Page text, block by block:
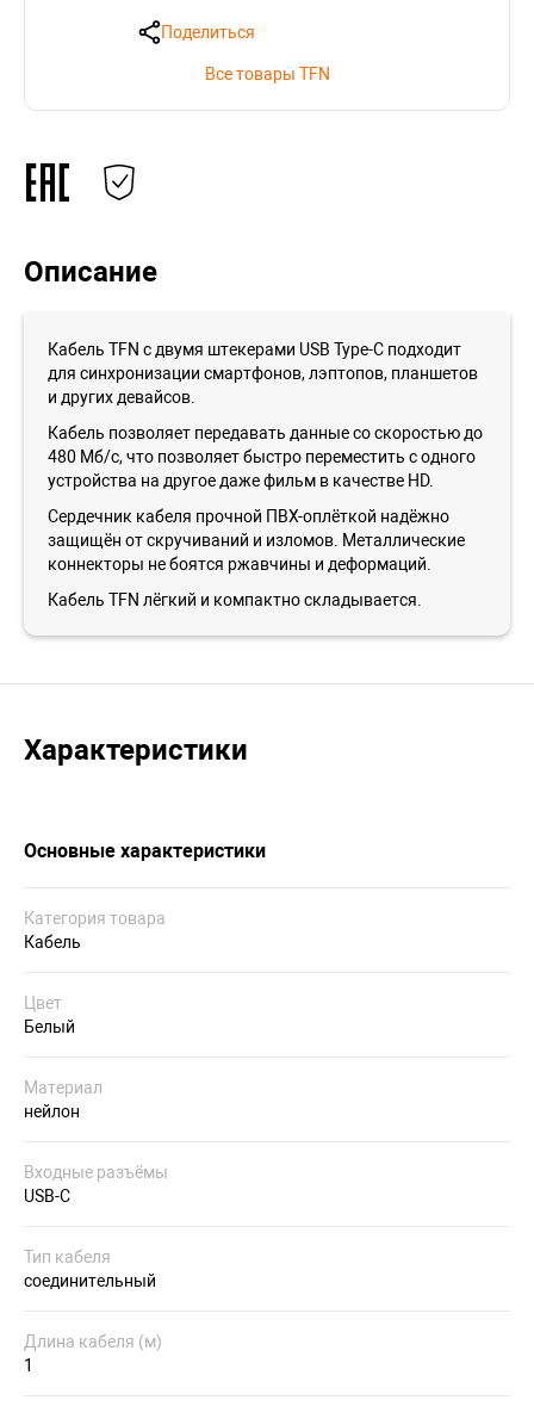
Поделиться
Все товары TFN
Описание
Кабель TFN с двумя штекерами USB Type-C подходит
для синхронизации смартфонов, лэптопов, планшетов
и других девайсов.
Кабель позволяет передавать данные со скоростью до
480 Мб/с, что позволяет быстро переместить с одного
устройства на другое даже фильм в качестве HD.
Сердечник кабеля прочной ПВХ-оплёткой надёжно
защищён от скручиваний и изломов. Металлические
коннекторы не боятся ржавчины и деформаций.
Кабель TFN лёгкий и компактно складывается.
Характеристики
Основные характеристики
Категория товара
Кабель
Цвет
Белый
Материал
нейлон
Входные разъёмы
USB-C
Тип кабеля
соединительный
Длина кабеля (м)
1